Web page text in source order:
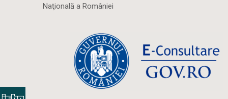
Naţională a României